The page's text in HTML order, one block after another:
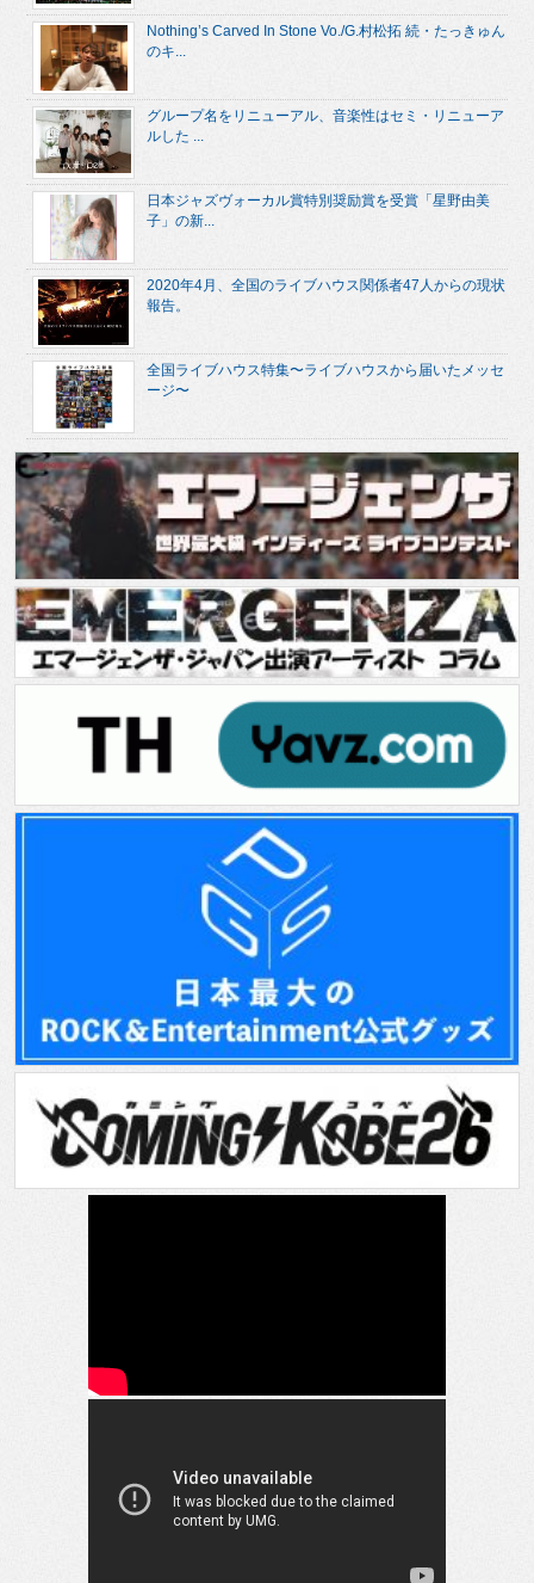
Nothing’s Carved In Stone Vo./G.村松拓 続・たっきゅん
のキ...
グループ名をリニューアル、音楽性はセミ・リニューア
ルした ...
日本ジャズヴォーカル賞特別奨励賞を受賞「星野由美
子」の新...
2020年4月、全国のライブハウス関係者47人からの現状
報告。
全国ライブハウス特集〜ライブハウスから届いたメッセ
ージ〜